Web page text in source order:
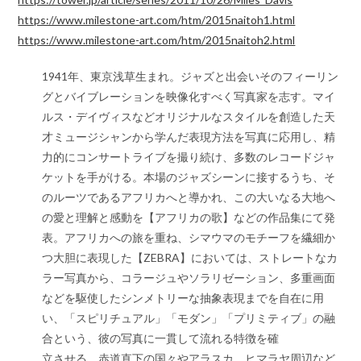
https://www.milestone-art.com/htm/2015naitoh1.html
https://www.milestone-art.com/htm/2015naitoh2.html
1941年、東京浅草生まれ。ジャズと出会いそのフィーリン
グとバイブレーションを映像化すべく写真家を志す。マイ
ルス・デイヴィスなどオリジナルなスタイルを創造した天
才ミュージシャンから学んだ表現方法を写真に応用し、精
力的にコンサートライブを撮り続け、多数のレコードジャ
ケットを手がける。本場のジャズシーンに接するうち、そ
のルーツであるアフリカへと導かれ、この大いなる大地へ
の愛と理解と感動を【アフリカの歌】などの作品集にて発
表。アフリカへの旅を重ね、シマウマのモチーフを繊細か
つ大胆に表現した【ZEBRA】においては、ストレートなカ
ラー写真から、コラージュやソラリゼーション、多重画面
などを駆使したシンメトリーな抽象表現までを自在に用
い、「スピリチュアル」「モダン」「プリミティブ」の融
合という、彼の写真に一貫して流れる特徴を確
立させる。赤道直下の国々やアラスカ、ヒマラヤ周辺など